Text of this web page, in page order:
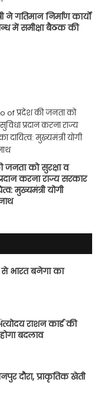
ने गतिमान निर्माण कार्यों
में समीक्षा बैठक की
जनता को सुरक्षा व
करना राज्य सरकार
मुख्यमंत्री योगी
भारत बनेगा का
राशन कार्ड की
बदलाव
दौरा, प्राकृतिक खेती